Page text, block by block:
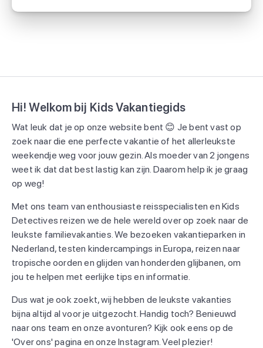
Hi! Welkom bij Kids Vakantiegids
Wat leuk dat je op onze website bent 😊 Je bent vast op
zoek naar die ene perfecte vakantie of het allerleukste
weekendje weg voor jouw gezin. Als moeder van 2 jongens
weet ik dat dat best lastig kan zijn. Daarom help ik je graag
op weg!
Met ons team van enthousiaste reisspecialisten en Kids
Detectives reizen we de hele wereld over op zoek naar de
leukste familievakanties. We bezoeken vakantieparken in
Nederland, testen kindercampings in Europa, reizen naar
tropische oorden en glijden van honderden glijbanen, om
jou te helpen met eerlijke tips en informatie.
Dus wat je ook zoekt, wij hebben de leukste vakanties
bijna altijd al voor je uitgezocht. Handig toch? Benieuwd
naar ons team en onze avonturen? Kijk ook eens op de
'Over ons' pagina en onze Instagram. Veel plezier!